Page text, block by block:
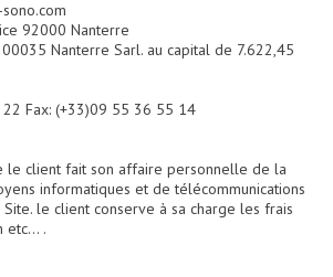
Micro, Pieds De Régie
Diamants
Pieds D'enceintes
Selecteurs Audio Vidéo
92000 Nanterre
Nanterre Sarl. au capital de 7.622,45
Fax: (+33)09 55 36 55 14
le client fait son affaire personnelle de la
informatiques et de télécommunications
le client conserve à sa charge les frais
etc... .